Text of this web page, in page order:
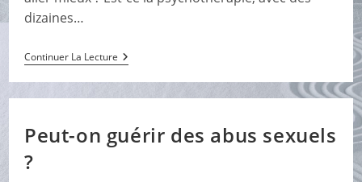
dizaines…
Continuer La LectureMais
Comment
Faire
Pour
Quelle
Approche
Peut-on guérir des abus sexuels
?